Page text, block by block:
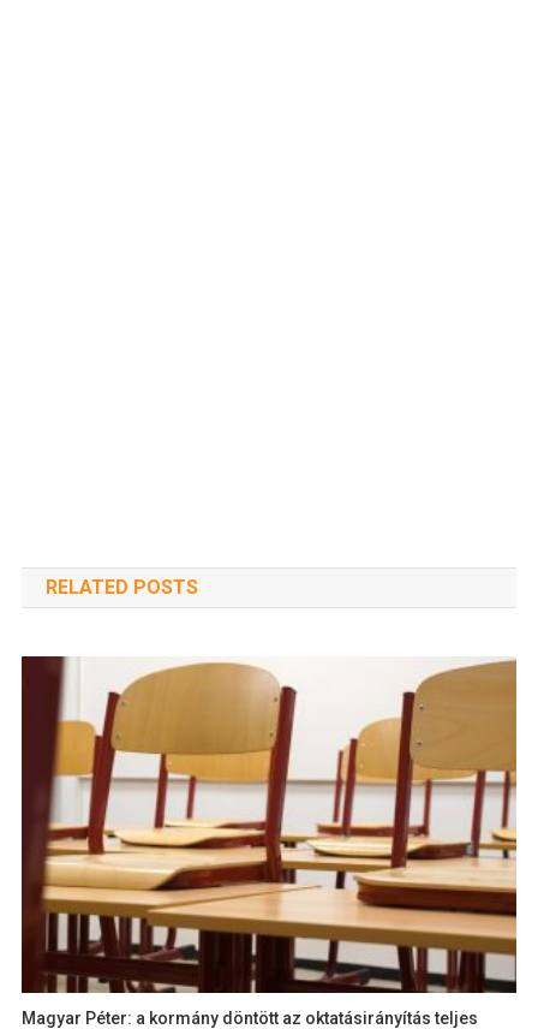
RELATED POSTS
Magyar Péter: a kormány döntött az oktatásirányítás teljes